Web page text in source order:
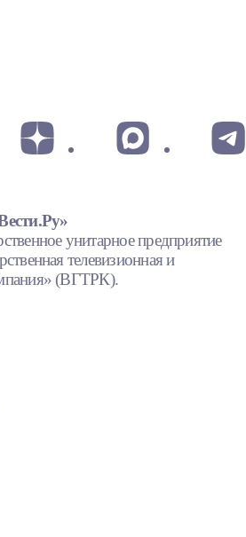
унитарное предприятие
телевизионная и
(ВГТРК).